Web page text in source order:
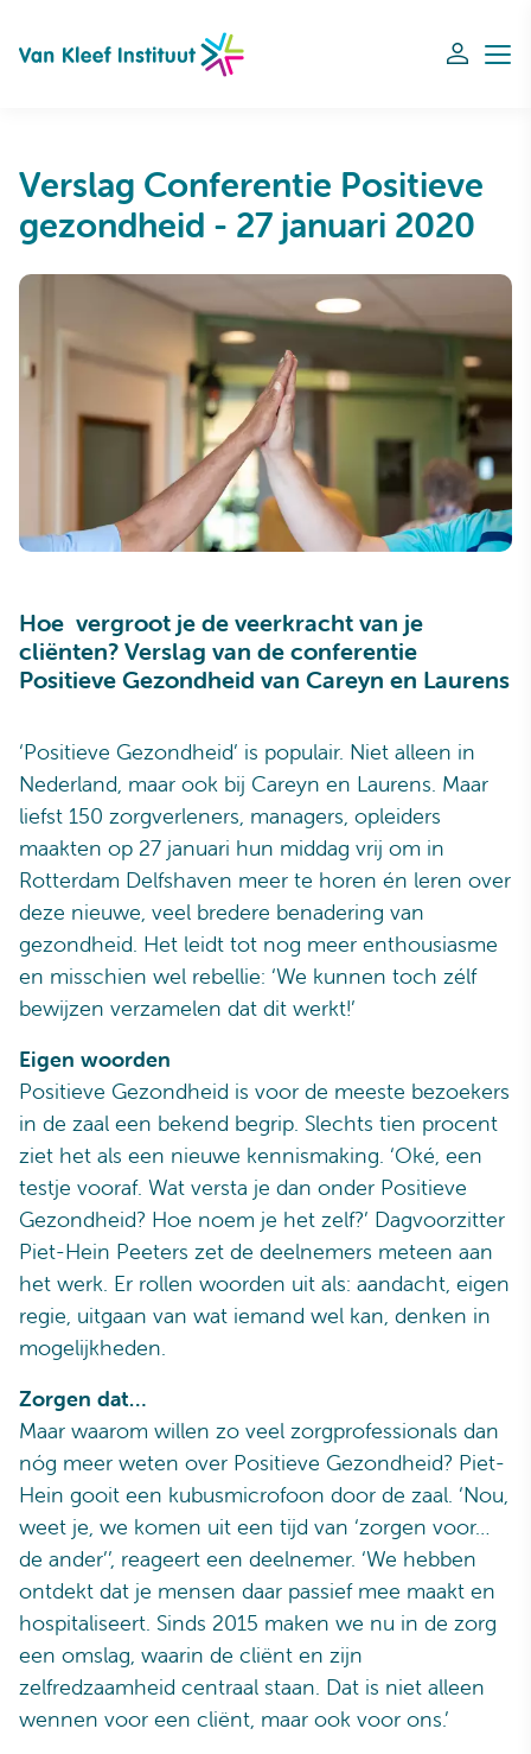
Navigation
Verslag Conferentie Positieve
gezondheid - 27 januari 2020
Hoe vergroot je de veerkracht van je
cliënten? Verslag van de conferentie
Positieve Gezondheid van Careyn en Laurens
‘Positieve Gezondheid’ is populair. Niet alleen in
Nederland, maar ook bij Careyn en Laurens. Maar
liefst 150 zorgverleners, managers, opleiders
maakten op 27 januari hun middag vrij om in
Rotterdam Delfshaven meer te horen én leren over
deze nieuwe, veel bredere benadering van
gezondheid. Het leidt tot nog meer enthousiasme
en misschien wel rebellie: ‘We kunnen toch zélf
bewijzen verzamelen dat dit werkt!’
Eigen woorden
Positieve Gezondheid is voor de meeste bezoekers
in de zaal een bekend begrip. Slechts tien procent
ziet het als een nieuwe kennismaking. ‘Oké, een
testje vooraf. Wat versta je dan onder Positieve
Gezondheid? Hoe noem je het zelf?’ Dagvoorzitter
Piet-Hein Peeters zet de deelnemers meteen aan
het werk. Er rollen woorden uit als: aandacht, eigen
regie, uitgaan van wat iemand wel kan, denken in
mogelijkheden.
Zorgen dat…
Maar waarom willen zo veel zorgprofessionals dan
nóg meer weten over Positieve Gezondheid? Piet-
Hein gooit een kubusmicrofoon door de zaal. ‘Nou,
weet je, we komen uit een tijd van ‘zorgen voor…
de ander’’, reageert een deelnemer. ‘We hebben
ontdekt dat je mensen daar passief mee maakt en
hospitaliseert. Sinds 2015 maken we nu in de zorg
een omslag, waarin de cliënt en zijn
zelfredzaamheid centraal staan. Dat is niet alleen
wennen voor een cliënt, maar ook voor ons.’